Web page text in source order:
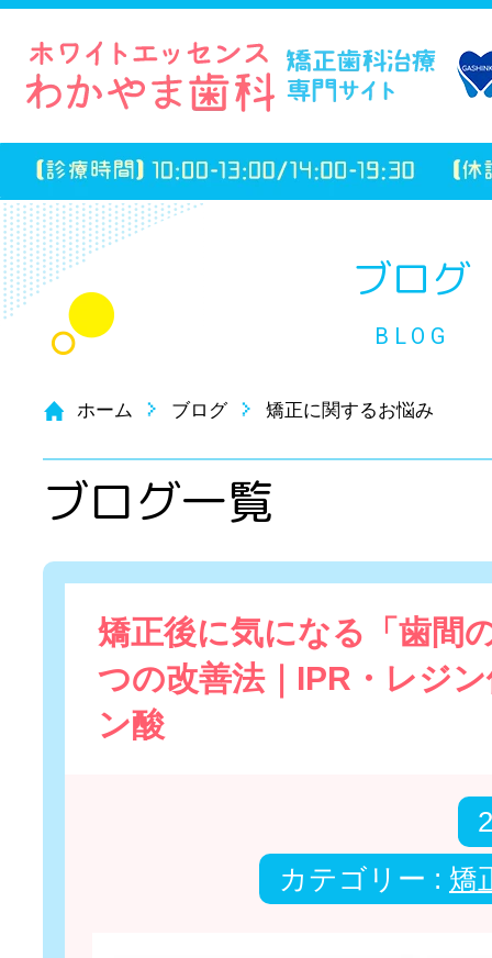
ブログ
BLOG
ホーム ブログ 矯正に関するお悩み
ブログ一覧
矯正後に気になる「歯間
つの改善法｜IPR・レジ
ン酸
カテゴリー : 矯